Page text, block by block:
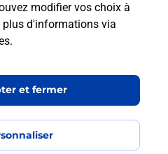
modifier vos choix à
d'informations via
.
et fermer